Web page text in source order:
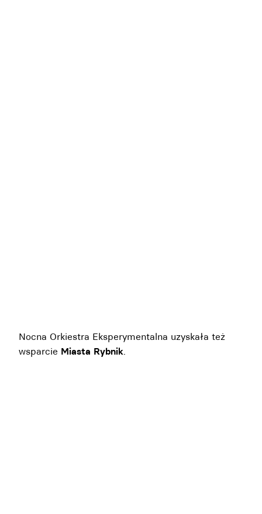
Nocna Orkiestra Eksperymentalna uzyskała też
wsparcie Miasta Rybnik.